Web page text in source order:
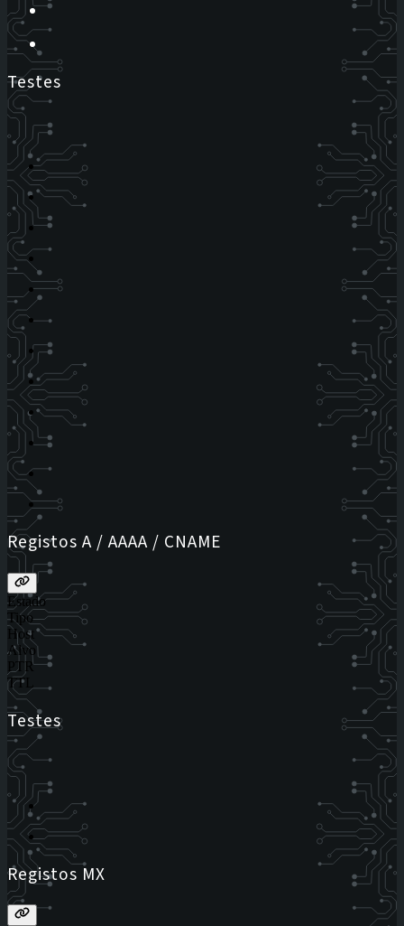
Testes
Registos A / AAAA / CNAME
Estado
Tipo
Host
Alvo
PTR
TTL
Testes
Registos MX